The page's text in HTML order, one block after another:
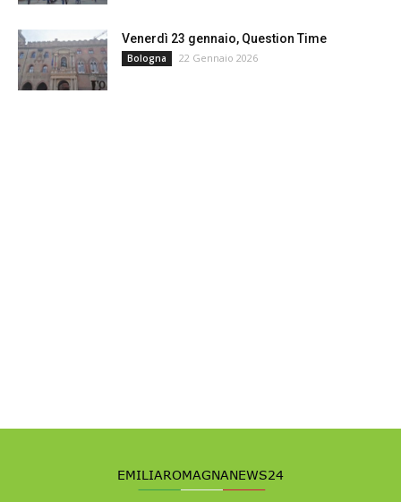
Venerdì 23 gennaio, Question Time
Bologna 22 Gennaio 2026